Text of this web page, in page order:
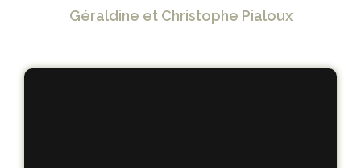
Géraldine et Christophe Pialoux